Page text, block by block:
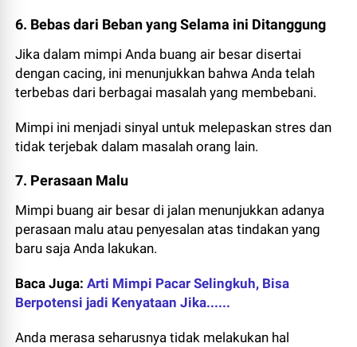
6. Bebas dari Beban yang Selama ini Ditanggung
Jika dalam mimpi Anda buang air besar disertai
dengan cacing, ini menunjukkan bahwa Anda telah
terbebas dari berbagai masalah yang membebani.
Mimpi ini menjadi sinyal untuk melepaskan stres dan
tidak terjebak dalam masalah orang lain.
7. Perasaan Malu
Mimpi buang air besar di jalan menunjukkan adanya
perasaan malu atau penyesalan atas tindakan yang
baru saja Anda lakukan.
Baca Juga:Arti Mimpi Pacar Selingkuh, Bisa
Berpotensi jadi Kenyataan Jika......
Anda merasa seharusnya tidak melakukan hal